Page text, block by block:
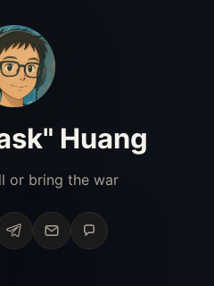
Huang
or bring the war
Telegram
Email Phone